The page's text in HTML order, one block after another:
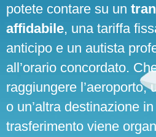
potete contare su un
affidabile, una tariffa
anticipo e un autista
all’orario concordato.
raggiungere l’aeroporto,
o un’altra destinazione
trasferimento viene